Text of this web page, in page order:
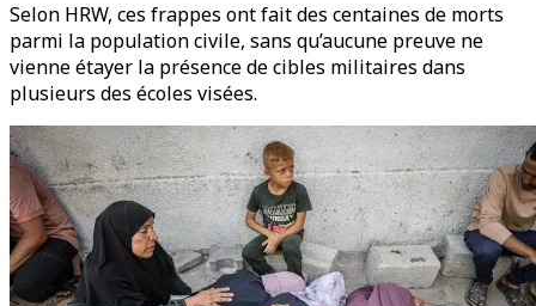
Selon HRW, ces frappes ont fait des centaines de morts
parmi la population civile, sans qu’aucune preuve ne
vienne étayer la présence de cibles militaires dans
plusieurs des écoles visées.